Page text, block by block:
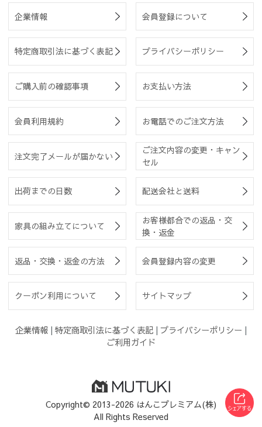
企業情報 会員登録について
特定商取引法に基づく表記 プライバシーポリシー
ご購入前の確認事項 お支払い方法
会員利用規約 お電話でのご注文方法
注文完了メールが届かない
ご注文内容の変更・キャン
セル
出荷までの日数 配送会社と送料
家具の組み立てについて
お客様都合での返品・交
換・返金
返品・交換・返金の方法 会員登録内容の変更
クーポン利用について サイトマップ
企業情報 | 特定商取引法に基づく表記 | プライバシーポリシー |
ご利用ガイド
Copyright© 2013-2026 はんこプレミアム(株)
All Rights Reserved